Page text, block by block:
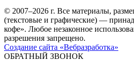
© 2007–2026 г. Все материалы,
(текстовые и графические) —
кофе». Любое незаконное
разрешения запрещено.
Создание сайта «Вебразработка»
ОБРАТНЫЙ ЗВОНОК